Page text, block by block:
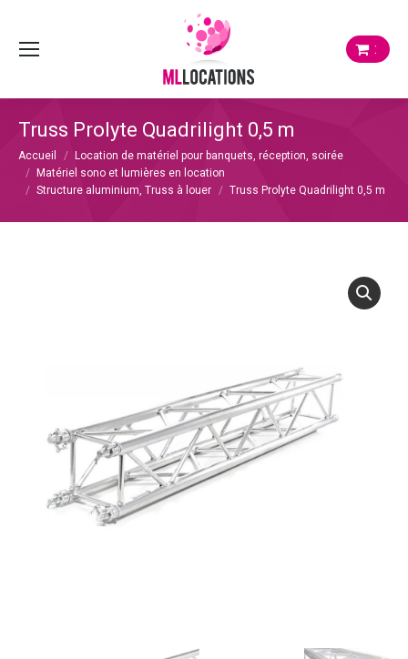
:
Truss Prolyte Quadrilight 0,5 m
Vous êtes ici :
Accueil
Location de matériel pour banquets, réception, soirée
Matériel sono et lumières en location
Structure aluminium, Truss à louer
Truss Prolyte Quadrilight 0,5 m